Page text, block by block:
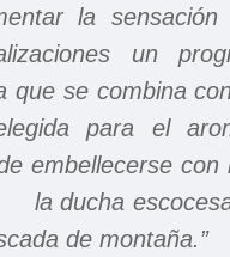
la
un
que se combina
para el
embellecerse
la ducha
de montaña.”